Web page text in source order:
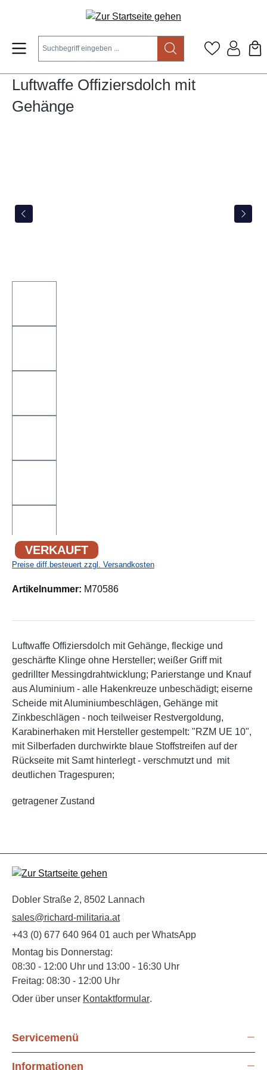
Zum Hauptinhalt springen
Luftwaffe Offiziersdolch mit
Gehänge
VERKAUFT
Preise diff.besteuert zzgl. Versandkosten
Artikelnummer: M70586
Luftwaffe Offiziersdolch mit Gehänge, fleckige und
geschärfte Klinge ohne Hersteller; weißer Griff mit
gedrillter Messingdrahtwicklung; Parierstange und Knauf
aus Aluminium - alle Hakenkreuze unbeschädigt; eiserne
Scheide mit Aluminiumbeschlägen, Gehänge mit
Zinkbeschlägen - noch teilweiser Restvergoldung,
Karabinerhaken mit Hersteller gestempelt: "RZM UE 10",
mit Silberfaden durchwirkte blaue Stoffstreifen auf der
Rückseite mit Samt hinterlegt - verschmutzt und mit
deutlichen Tragespuren;
getragener Zustand
Dobler Straße 2, 8502 Lannach
sales@richard-militaria.at
+43 (0) 677 640 964 01 auch per WhatsApp
Montag bis Donnerstag:
08:30 - 12:00 Uhr und 13:00 - 16:30 Uhr
Freitag: 08:30 - 12:00 Uhr
Oder über unser Kontaktformular.
Servicemenü
Informationen